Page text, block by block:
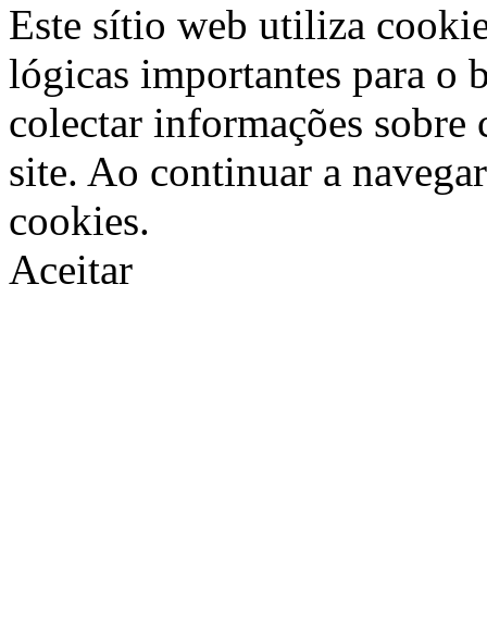
Este sítio web utiliza
lógicas importantes para o
colectar informações sobre
site. Ao continuar a
cookies.
Aceitar